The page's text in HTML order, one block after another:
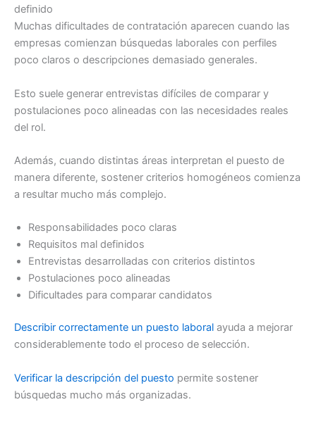
definido
Muchas dificultades de contratación aparecen cuando las
empresas comienzan búsquedas laborales con perfiles
poco claros o descripciones demasiado generales.
Esto suele generar entrevistas difíciles de comparar y
postulaciones poco alineadas con las necesidades reales
del rol.
Además, cuando distintas áreas interpretan el puesto de
manera diferente, sostener criterios homogéneos comienza
a resultar mucho más complejo.
Responsabilidades poco claras
Requisitos mal definidos
Entrevistas desarrolladas con criterios distintos
Postulaciones poco alineadas
Dificultades para comparar candidatos
Describir correctamente un puesto laboral ayuda a mejorar
considerablemente todo el proceso de selección.
Verificar la descripción del puesto permite sostener
búsquedas mucho más organizadas.